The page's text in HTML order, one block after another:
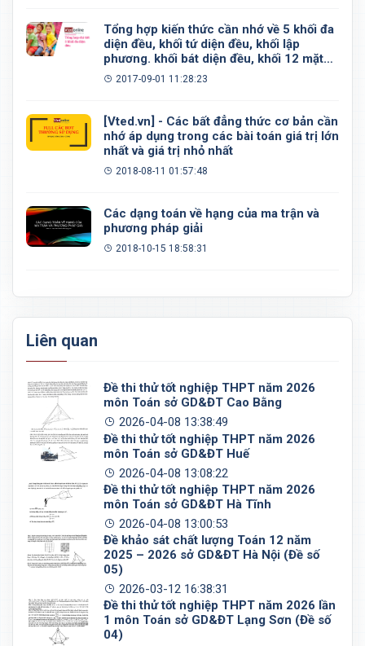
Tổng hợp kiến thức cần nhớ về 5 khối đa
diện đều, khối tứ diện đều, khối lập
phương. khối bát diện đều, khối 12 mặt
đều, khối 20 mặt đều
2017-09-01 11:28:23
[Vted.vn] - Các bất đẳng thức cơ bản cần
nhớ áp dụng trong các bài toán giá trị lớn
nhất và giá trị nhỏ nhất
2018-08-11 01:57:48
Các dạng toán về hạng của ma trận và
phương pháp giải
2018-10-15 18:58:31
Liên quan
Đề thi thử tốt nghiệp THPT năm 2026
môn Toán sở GD&ĐT Cao Bằng
2026-04-08 13:38:49
Đề thi thử tốt nghiệp THPT năm 2026
môn Toán sở GD&ĐT Huế
2026-04-08 13:08:22
Đề thi thử tốt nghiệp THPT năm 2026
môn Toán sở GD&ĐT Hà Tĩnh
2026-04-08 13:00:53
Đề khảo sát chất lượng Toán 12 năm
2025 – 2026 sở GD&ĐT Hà Nội (Đề số
05)
2026-03-12 16:38:31
Đề thi thử tốt nghiệp THPT năm 2026 lần
1 môn Toán sở GD&ĐT Lạng Sơn (Đề số
04)